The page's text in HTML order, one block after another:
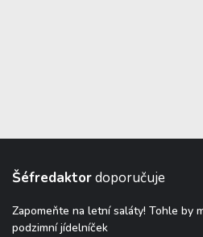
Šéfredaktordoporučuje
Zapomeňte na letní saláty! Tohle by
podzimní jídelníček